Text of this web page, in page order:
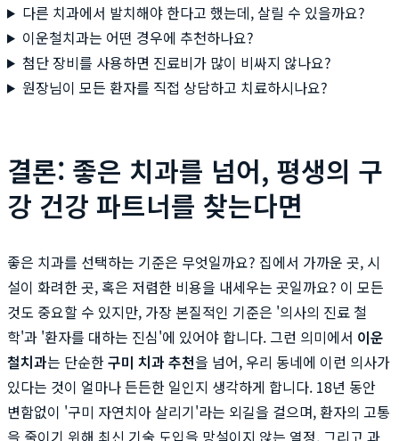
다른 치과에서 발치해야 한다고 했는데, 살릴 수 있을까요?
이운철치과는 어떤 경우에 추천하나요?
첨단 장비를 사용하면 진료비가 많이 비싸지 않나요?
원장님이 모든 환자를 직접 상담하고 치료하시나요?
결론: 좋은 치과를 넘어, 평생의 구
강 건강 파트너를 찾는다면
좋은 치과를 선택하는 기준은 무엇일까요? 집에서 가까운 곳, 시
설이 화려한 곳, 혹은 저렴한 비용을 내세우는 곳일까요? 이 모든
것도 중요할 수 있지만, 가장 본질적인 기준은 '의사의 진료 철
학'과 '환자를 대하는 진심'에 있어야 합니다. 그런 의미에서 이운
철치과는 단순한구미 치과 추천을 넘어, 우리 동네에 이런 의사가
있다는 것이 얼마나 든든한 일인지 생각하게 합니다. 18년 동안
변함없이 '구미 자연치아 살리기'라는 외길을 걸으며, 환자의 고통
을 줄이기 위해 최신 기술 도입을 망설이지 않는 열정, 그리고 과